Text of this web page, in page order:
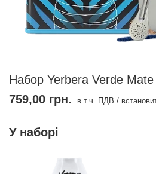
Набор Yerbera Verde
У наборі
759,00 грн. в т.ч. ПДВ /